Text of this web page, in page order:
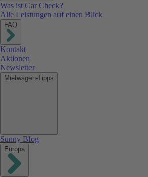
Was ist Car Check?
Alle Leistungen auf einen Blick
FAQ
Kontakt
Aktionen
Newsletter
Mietwagen-Tipps
Sunny Blog
Europa